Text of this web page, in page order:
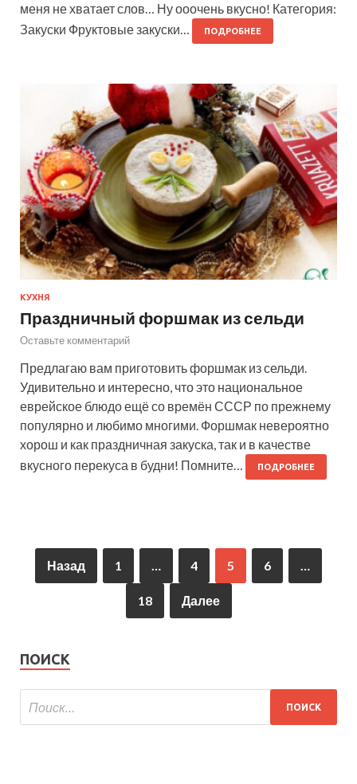
меня не хватает слов… Ну ооочень вкусно! Категория:
Закуски Фруктовые закуски…
ПОДРОБНЕЕ
КУХНЯ
Праздничный форшмак из сельди
Оставьте комментарий
Предлагаю вам приготовить форшмак из сельди.
Удивительно и интересно, что это национальное
еврейское блюдо ещё со времён СССР по прежнему
популярно и любимо многими. Форшмак невероятно
хорош и как праздничная закуска, так и в качестве
вкусного перекуса в будни! Помните…
ПОДРОБНЕЕ
Назад 1 … 4 5 6 …
18 Далее
ПОИСК